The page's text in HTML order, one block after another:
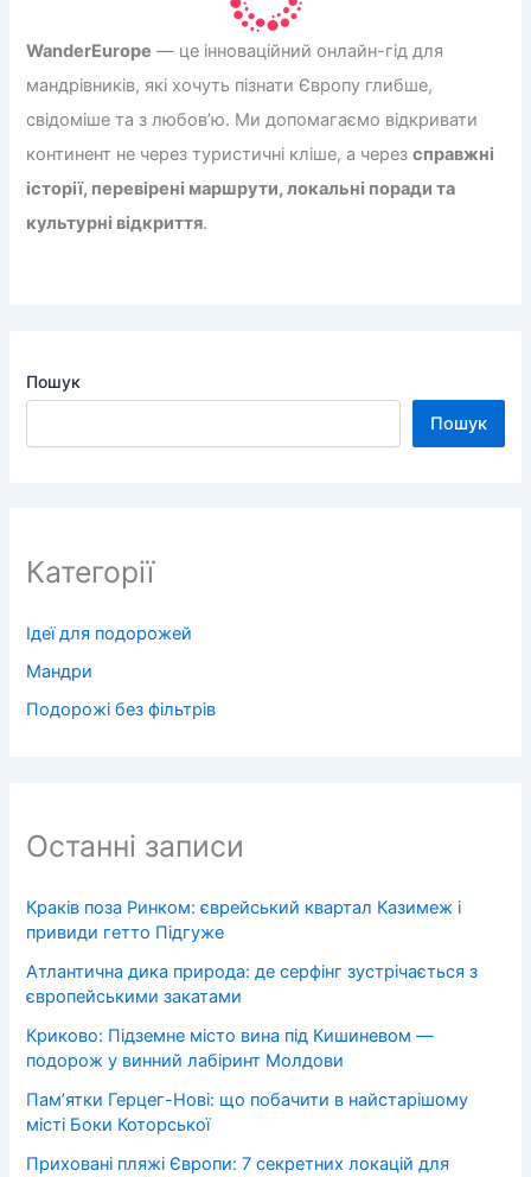
WanderEurope — це інноваційний онлайн-гід для
мандрівників, які хочуть пізнати Європу глибше,
свідоміше та з любов’ю. Ми допомагаємо відкривати
континент не через туристичні кліше, а черезсправжні
історії, перевірені маршрути, локальні поради та
культурні відкриття.
Пошук
Пошук
Категорії
Ідеї для подорожей
Мандри
Подорожі без фільтрів
Останні записи
Краків поза Ринком: єврейський квартал Казимеж і
привиди гетто Підгуже
Атлантична дика природа: де серфінг зустрічається з
європейськими закатами
Криково: Підземне місто вина під Кишиневом —
подорож у винний лабіринт Молдови
Пам’ятки Герцег-Нові: що побачити в найстарішому
місті Боки Которської
Приховані пляжі Європи: 7 секретних локацій для